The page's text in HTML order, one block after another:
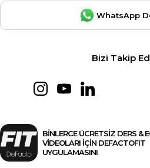
WhatsApp
Bizi Takip
BİNLERCE ÜCRETSİZ DERS &
VİDEOLARI İÇİN DEFACTOFIT
UYGULAMASINI